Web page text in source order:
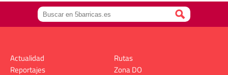
Actualidad
Reportajes
Rutas
Zona DO